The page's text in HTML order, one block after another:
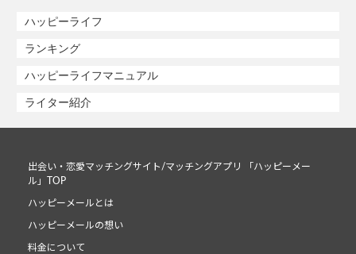
ハッピーライフ
ランキング
ハッピーライフマニュアル
ライター紹介
出会い・恋愛マッチングサイト/マッチングアプリ 「ハッピーメー
ル」TOP
ハッピーメールとは
ハッピーメールの想い
料金について